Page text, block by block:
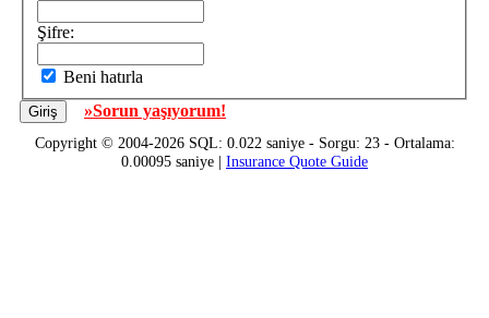
Şifre:
Beni hatırla
»Sorun yaşıyorum!
Copyright © 2004-2026 SQL: 0.022 saniye - Sorgu: 23 - Ortalama:
0.00095 saniye | Insurance Quote Guide